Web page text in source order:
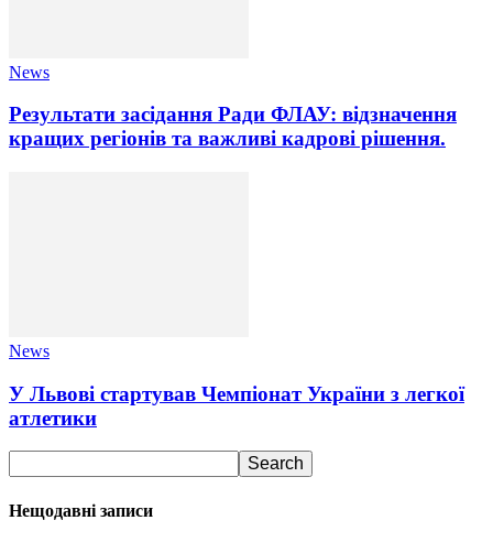
News
Результати засідання Ради ФЛАУ: відзначення
кращих регіонів та важливі кадрові рішення.
News
У Львові стартував Чемпіонат України з легкої
атлетики
Нещодавні записи